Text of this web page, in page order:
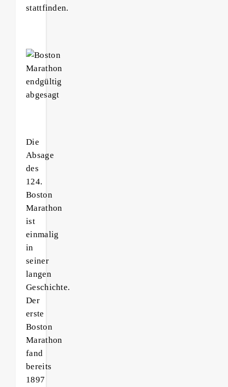
stattfinden.
Die
Absage
des
124.
Boston
Marathon
ist
einmalig
in
seiner
langen
Geschichte.
Der
erste
Boston
Marathon
fand
bereits
1897